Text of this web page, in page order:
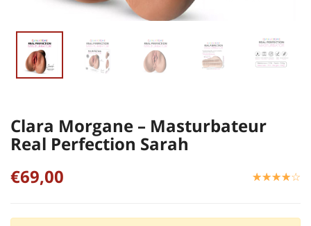
Clara Morgane – Masturbateur
Real Perfection Sarah
€69,00
☆☆☆☆☆
★★★★★